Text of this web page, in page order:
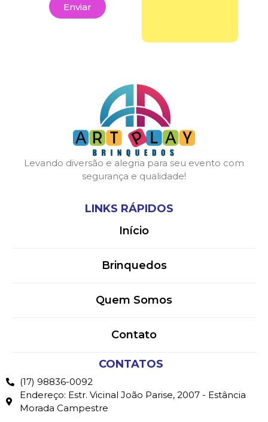
Enviar
Levando diversão e alegria para seu evento com
segurança e qualidade!
LINKS RÁPIDOS
Início
Brinquedos
Quem Somos
Contato
CONTATOS
(17) 98836-0092
Endereço: Estr. Vicinal João Parise, 2007 - Estância
Morada Campestre